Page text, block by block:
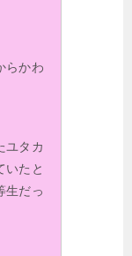
らかわ
ユタカ
いたと
生だっ